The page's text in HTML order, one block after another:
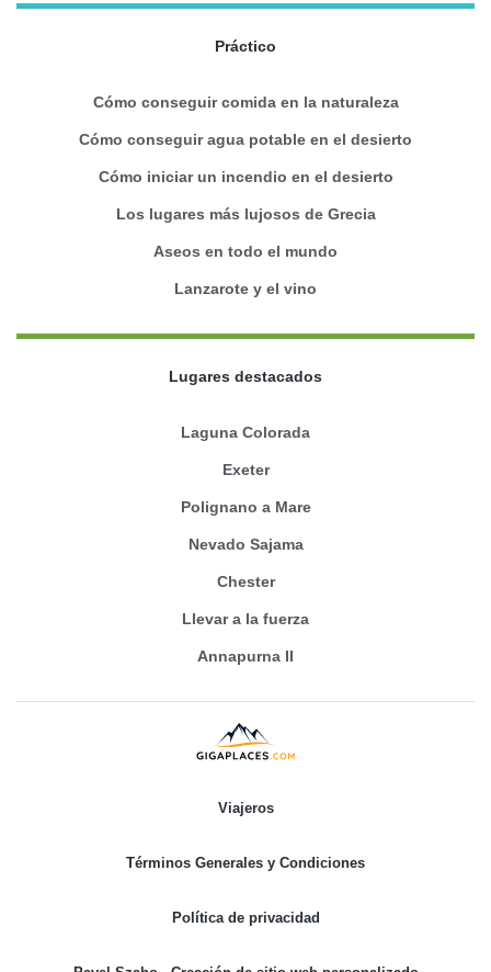
Práctico
Cómo conseguir comida en la naturaleza
Cómo conseguir agua potable en el desierto
Cómo iniciar un incendio en el desierto
Los lugares más lujosos de Grecia
Aseos en todo el mundo
Lanzarote y el vino
Lugares destacados
Laguna Colorada
Exeter
Polignano a Mare
Nevado Sajama
Chester
Llevar a la fuerza
Annapurna II
Viajeros
Términos Generales y Condiciones
Política de privacidad